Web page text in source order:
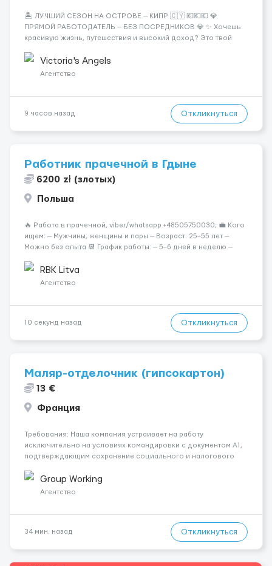
🏝️ ЛУЧШИЙ СЕЗОН НА ОСТРОВЕ — КИПР 🇨🇾 💶💶💶 💎
ПРЯМОЙ РАБОТОДАТЕЛЬ — БЕЗ ПОСРЕДНИКОВ 💎 ✨ Хочешь
красивую жизнь, путешествия и высокий доход? Это твой
Опытная команда с годами практики — Стабильный поток
клиентов (без ...
Victoria's Angels
Агентство
9 часов назад Откликнуться
Работник прачечной в Гдыне
6200 zł (злотых)
Польша
🔥 Работа в прачечной, viber/whatsapp +48505750030; 💼 Кого
ищем: — Мужчины, женщины и пары — Возраст: 25–55 лет —
Можно без опыта 📆 График работы: — 5–6 дней в неделю —
18:0...RBK Litva
Агентство
10 секунд назад Откликнуться
Маляр-отделочник (гипсокартон)
13 €
Франция
Требования: Наша компания устраивает на работу
исключительно на условиях командировки с документом A1,
подтверждающим сохранение социального и налогового
A1 могут получить граждане стран с упрощенным доступом к
рынку труда ЕС (Укра...
Group Working
Агентство
34 мин. назад Откликнуться